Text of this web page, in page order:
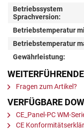
Betriebssystem
Sprachversion:
Betriebstemperatur
Betriebstemperatur
Gewährleistung:
Fragen zum Artikel?
VERFÜGBARE
CE_Panel-PC WM-
CE